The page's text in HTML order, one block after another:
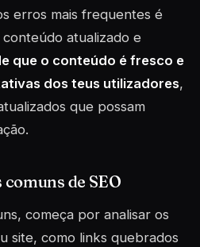
erros mais frequentes é
atualizado e
que o conteúdo é fresco e
dos teus utilizadores,
que possam
de SEO
começa por analisar os
site, como links quebrados